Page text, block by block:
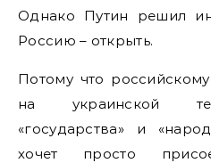
Однако Путин решил
Россию – открыть.
Потому что
на украинской
«государства» и
хочет просто